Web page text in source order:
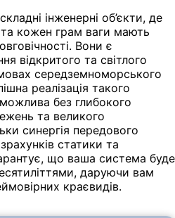
інженерні об’єкти, де
кожен грам ваги мають
Вони є
відкритого та світлого
середземноморського
реалізація такого
без глибокого
та великого
синергія передового
статики та
що ваша система буде
даруючи вам
краєвидів.